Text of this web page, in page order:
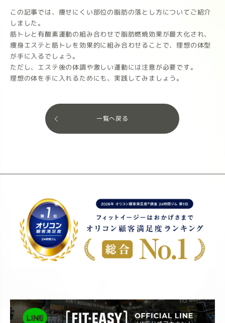
この記事では、痩せにくい部位の脂肪の落とし方についてご紹介
しました。
筋トレと有酸素運動の組み合わせで脂肪燃焼効果が最大化され、
痩身エステと筋トレを効果的に組み合わせることで、理想の体型
が手に入るでしょう。
ただし、エステ後の体調や激しい運動には注意が必要です。
理想の体を手に入れるためにも、実践してみましょう。
一覧へ戻る